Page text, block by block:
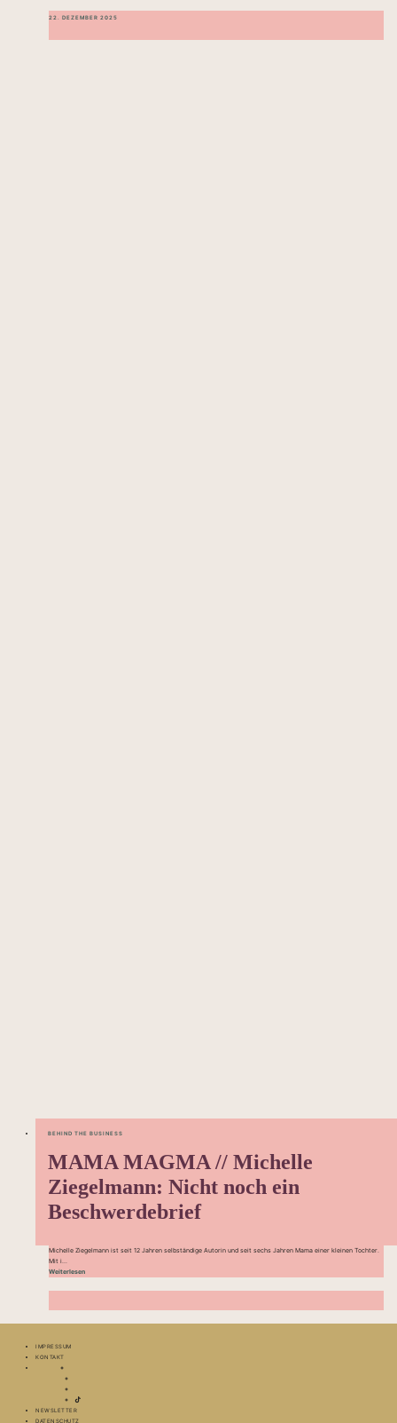
22. DEZEMBER 2025
BEHIND THE BUSINESS
MAMA MAGMA // Michelle
Ziegelmann: Nicht noch ein
Beschwerdebrief
Michelle Ziegelmann ist seit 12 Jahren selbständige Autorin und seit sechs Jahren Mama einer kleinen Tochter.
Mit i...
Weiterlesen
IMPRESSUM
KONTAKT
NEWSLETTER
DATENSCHUTZ